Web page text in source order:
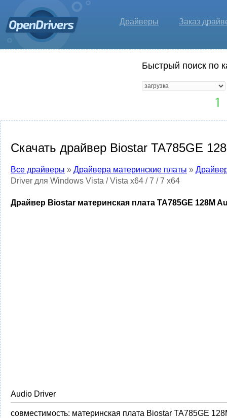
Драйверы Заказ
Быстрый поиск по
Скачать драйвер Biostar TA785GE
Все драйверы » Драйвера материнские платы »
Driver для Windows Vista / Vista x64 / 7 / 7 x64
Драйвер Biostar материнская плата TA785GE 128M
Audio Driver
совместимость: материнская плата Biostar TA785GE